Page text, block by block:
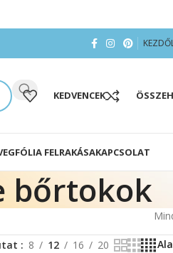
KEDVENCEK
FELRAKÁSAKAPCSOLAT
bőrtokok
8 12 16 20